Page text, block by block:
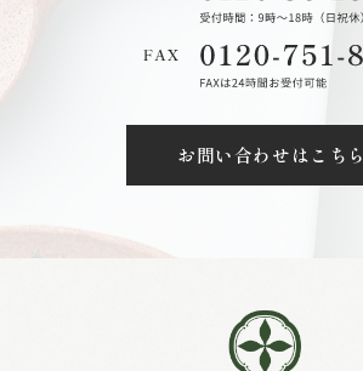
お問い合わせはこちら